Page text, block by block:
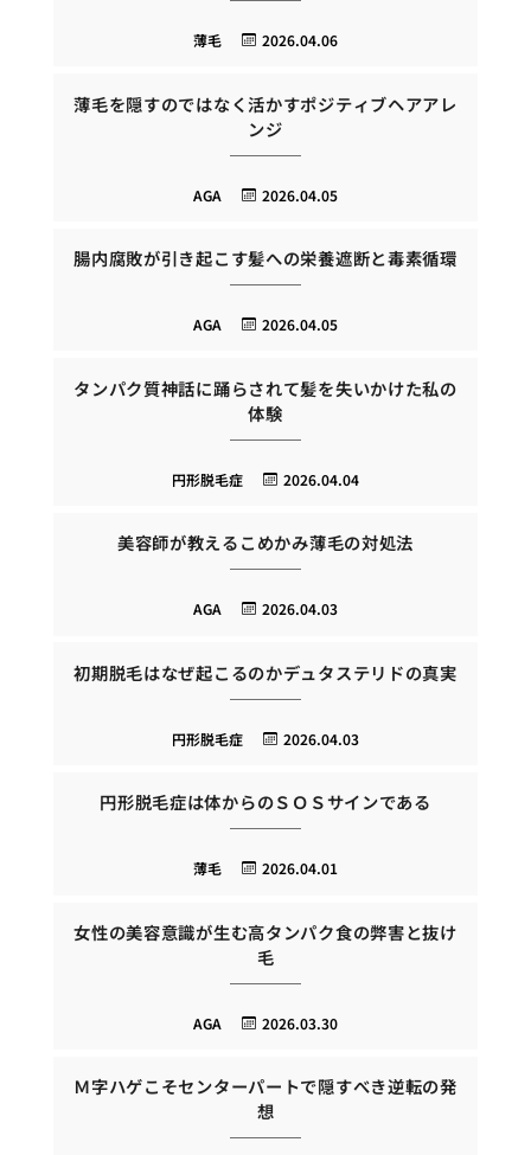
2026.04.06
薄毛
薄毛を隠すのではなく活かすポジティブヘアアレ
ンジ
2026.04.05
AGA
腸内腐敗が引き起こす髪への栄養遮断と毒素循環
2026.04.05
AGA
タンパク質神話に踊らされて髪を失いかけた私の
体験
2026.04.04
円形脱毛症
美容師が教えるこめかみ薄毛の対処法
2026.04.03
AGA
初期脱毛はなぜ起こるのかデュタステリドの真実
2026.04.03
円形脱毛症
円形脱毛症は体からのＳＯＳサインである
2026.04.01
薄毛
女性の美容意識が生む高タンパク食の弊害と抜け
毛
2026.03.30
AGA
Ｍ字ハゲこそセンターパートで隠すべき逆転の発
想